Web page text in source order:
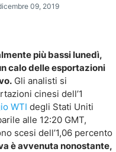
09, 2019
più bassi lunedì,
calo delle esportazioni
Gli analisti si
cinesi dell’1
WTI degli Stati Uniti
alle 12:20 GMT,
scesi dell’1,06 percento
è avvenuta nonostante,